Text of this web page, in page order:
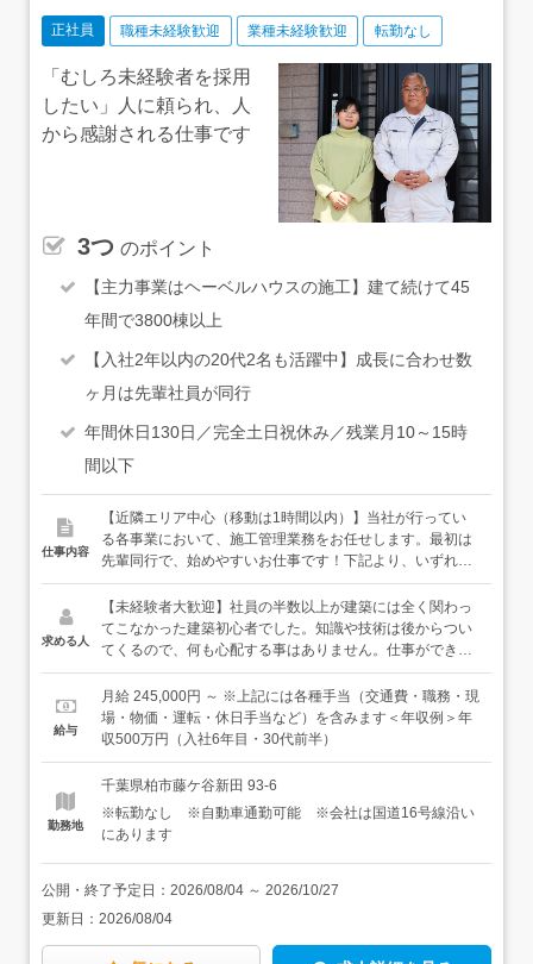
正社員 職種未経験歓迎 業種未経験歓迎 転勤なし
「むしろ未経験者を採用
したい」人に頼られ、人
から感謝される仕事です
3つ のポイント
【主力事業はヘーベルハウスの施工】建て続けて45
年間で3800棟以上
【入社2年以内の20代2名も活躍中】成長に合わせ数
ヶ月は先輩社員が同行
年間休日130日／完全土日祝休み／残業月10～15時
間以下
仕事内容
【近隣エリア中心（移動は1時間以内）】当社が行ってい
る各事業において、施工管理業務をお任せします。最初は
先輩同行で、始めやすいお仕事です！下記より、いずれか
の事業の担当をお任せしていきます。1：旭化成ホームズ
（株）の住宅ブランド「ヘーベルハウス」の現場管理2：
公共工事（柏市内の学校・役所などの改修工事）の現場管
理3：一般住宅の新築・リフォームの施工現場管理＜具体
理）・材料の拾い出し、発注業務・精算業務・安全管理・
施主様との立ち会い など工事をするのはみんな馴染みの
人たち。当社を専任で行っている固定の協力会社の職人
す。30年来の付き合いです。「成長したね！」と言っても
らえるよう、ゆっくりでも着実に成長していけるように頑
張りましょう。※各現場へは個々の社用車（軽ワンボック
ス）で移動します※エリアは柏・松戸等の東葛エリアがほ
とんどです
求める人
【未経験者大歓迎】社員の半数以上が建築には全く関わっ
てこなかった建築初心者でした。知識や技術は後からつい
てくるので、何も心配する事はありません。仕事ができる
できないよりも人間性を重視します。”一緒に働く仲間を大
切にできる”ことが何より重要だと思っています。失敗した
り間違えるのは当たり前のこと。大切なのはその後の行
動。嘘をついたりごまかしたりせず、しっかり正面からミ
また、”現場”や”職人”に対する世間一般のイメージは当社に
（AT限定可）・自力通勤ができる方（自転車・自動車。近
くに公共交通機関がないため）＜こんな方大歓迎＞・嘘を
ついたりごまかしたりしない方・建築に興味がある方・何
事もじっくりまじめにコツコツと取り組める方・パソコン
り） →報告書などの作成があります「実は荒木さんとお
付き合いのある職人に知り合いがいて」など、雰囲気など
給与
月給 245,000円 ～ ※上記には各種手当（交通費・職務・現
場・物価・運転・休日手当など）を含みます＜年収例＞年
収500万円（入社6年目・30代前半）
勤務地
千葉県柏市藤ケ谷新田 93-6
※転勤なし ※自動車通勤可能 ※会社は国道16号線沿い
にあります
公開・終了予定日： 2026/08/04 ～ 2026/10/27
更新日： 2026/08/04